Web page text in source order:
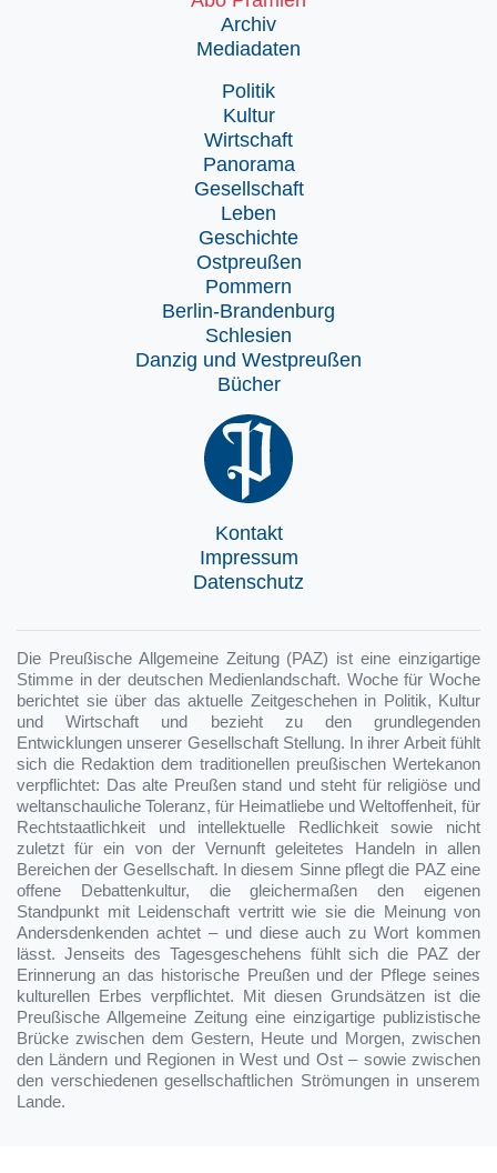
Archiv
Mediadaten
Politik
Kultur
Wirtschaft
Panorama
Gesellschaft
Leben
Geschichte
Ostpreußen
Pommern
Berlin-Brandenburg
Schlesien
Danzig und Westpreußen
Bücher
Kontakt
Impressum
Datenschutz
Die Preußische Allgemeine Zeitung (PAZ) ist eine einzigartige
Stimme in der deutschen Medienlandschaft. Woche für Woche
berichtet sie über das aktuelle Zeitgeschehen in Politik, Kultur
und Wirtschaft und bezieht zu den grundlegenden
Entwicklungen unserer Gesellschaft Stellung. In ihrer Arbeit fühlt
sich die Redaktion dem traditionellen preußischen Wertekanon
verpflichtet: Das alte Preußen stand und steht für religiöse und
weltanschauliche Toleranz, für Heimatliebe und Weltoffenheit, für
Rechtstaatlichkeit und intellektuelle Redlichkeit sowie nicht
zuletzt für ein von der Vernunft geleitetes Handeln in allen
Bereichen der Gesellschaft. In diesem Sinne pflegt die PAZ eine
offene Debattenkultur, die gleichermaßen den eigenen
Standpunkt mit Leidenschaft vertritt wie sie die Meinung von
Andersdenkenden achtet – und diese auch zu Wort kommen
lässt. Jenseits des Tagesgeschehens fühlt sich die PAZ der
Erinnerung an das historische Preußen und der Pflege seines
kulturellen Erbes verpflichtet. Mit diesen Grundsätzen ist die
Preußische Allgemeine Zeitung eine einzigartige publizistische
Brücke zwischen dem Gestern, Heute und Morgen, zwischen
den Ländern und Regionen in West und Ost – sowie zwischen
den verschiedenen gesellschaftlichen Strömungen in unserem
Lande.